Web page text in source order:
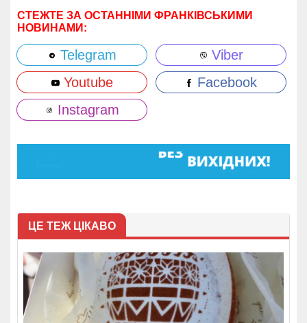
СТЕЖТЕ ЗА ОСТАННІМИ ФРАНКІВСЬКИМИ
НОВИНАМИ:
Telegram
Viber
Youtube
Facebook
Instagram
ЦЕ ТЕЖ ЦІКАВО